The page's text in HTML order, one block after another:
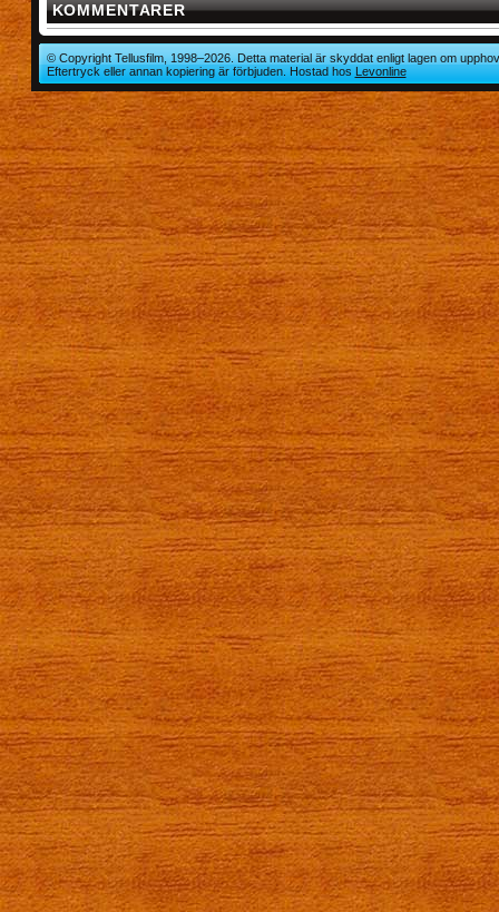
KOMMENTARER
© Copyright Tellusfilm, 1998–2026. Detta material är skyddat enligt lagen om
Eftertryck eller annan kopiering är förbjuden. Hostad hosLevonline